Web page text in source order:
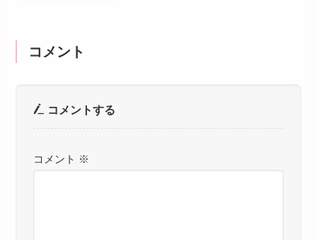
コメント
コメントする
コメント ※